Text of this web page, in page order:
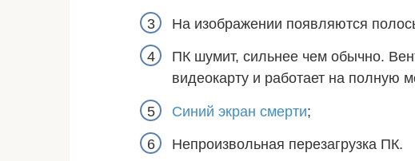
На изображении появляются
ПК шумит, сильнее чем обычно.
видеокарту и работает на полную
Синий экран смерти;
Непроизвольная перезагрузка ПК.